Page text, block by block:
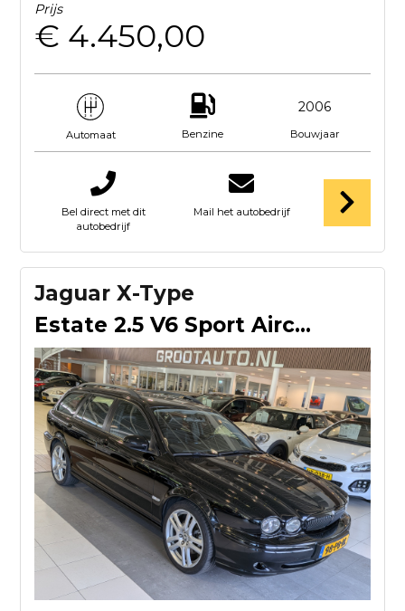
Prijs
€ 4.450,00
Automaat Benzine
2006
Bouwjaar
Bel direct met dit
autobedrijf
Mail het autobedrijf
Jaguar X-Type
Estate 2.5 V6 Sport Airco, Cruise Control, Stuurbekrachtigin